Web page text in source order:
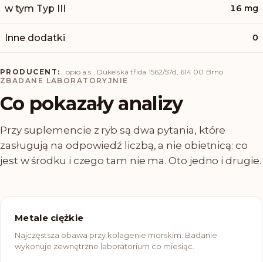
w tym Typ III 16 mg
Inne dodatki 0
PRODUCENT:
opio a.s., Dukelská třída 1562/57d, 614 00 Brno
ZBADANE LABORATORYJNIE
Co pokazały analizy
Przy suplemencie z ryb są dwa pytania, które
zasługują na odpowiedź liczbą, a nie obietnicą: co
jest w środku i czego tam nie ma. Oto jedno i drugie.
Metale ciężkie
Najczęstsza obawa przy kolagenie morskim. Badanie
wykonuje zewnętrzne laboratorium co miesiąc.